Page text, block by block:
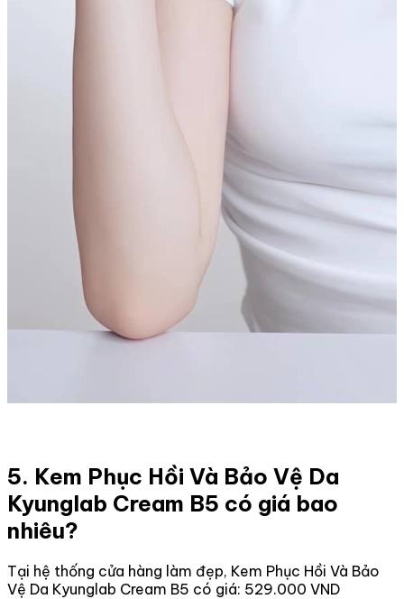
5. Kem Phục Hồi Và Bảo Vệ Da
Kyunglab Cream B5 có giá bao
nhiêu?
Tại hệ thống cửa hàng làm đẹp, Kem Phục Hồi Và Bảo
Vệ Da Kyunglab Cream B5 có giá: 529.000 VND